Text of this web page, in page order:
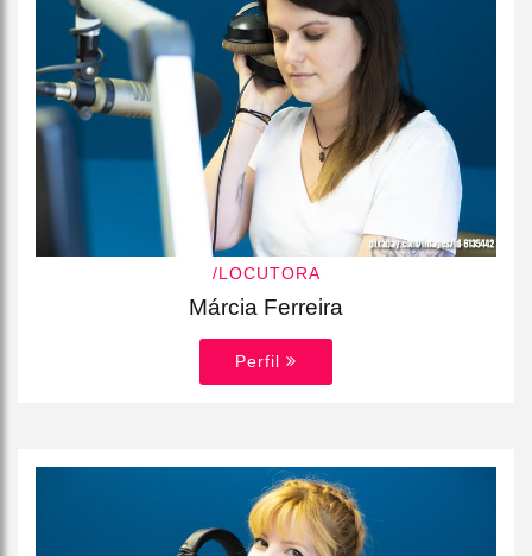
/LOCUTORA
Márcia Ferreira
Perfil